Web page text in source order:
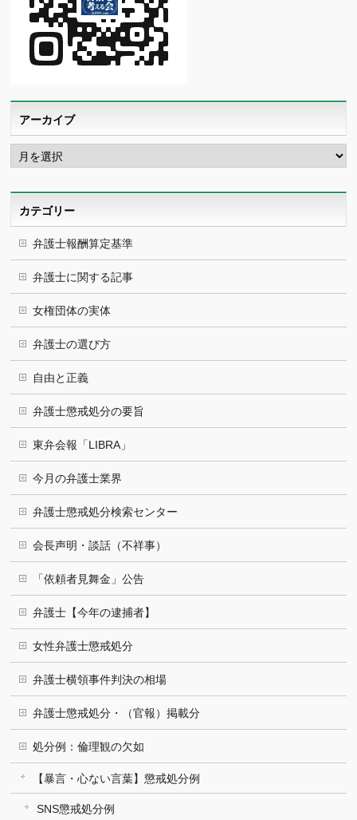
アーカイブ
ア
ー
カ
カテゴリー
弁護士報酬算定基準
弁護士に関する記事
女権団体の実体
弁護士の選び方
自由と正義
弁護士懲戒処分の要旨
東弁会報「LIBRA」
今月の弁護士業界
弁護士懲戒処分検索センター
会長声明・談話（不祥事）
「依頼者見舞金」公告
弁護士【今年の逮捕者】
女性弁護士懲戒処分
弁護士横領事件判決の相場
弁護士懲戒処分・（官報）掲載分
処分例：倫理観の欠如
【暴言・心ない言葉】懲戒処分例
SNS懲戒処分例